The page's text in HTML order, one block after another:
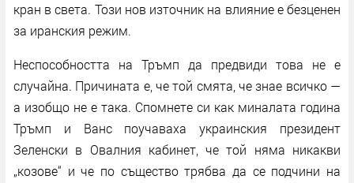
кран в света. Този нов източник на влияние е безценен
за иранския режим.
Неспособността на Тръмп да предвиди това не е
случайна. Причината е, че той смята, че знае всичко —
а изобщо не е така. Спомнете си как миналата година
Тръмп и Ванс поучаваха украинския президент
Зеленски в Овалния кабинет, че той няма никакви
„козове“ и че по същество трябва да се подчини на